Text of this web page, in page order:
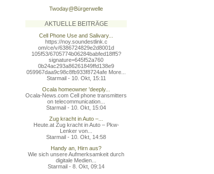
Twoday@Bürgerwelle
AKTUELLE BEITRÄGE
Cell Phone Use and Salivary...
https://noy.soundestlink.c
om/ce/v/6386724829e2d8001d
105f53/6705774b06284babfed18ff5?
signature=645f52a760
0b24ac293a86261849ffd138e9
059967daa9c98c8fb933f8724afe More...
Starmail - 10. Okt, 15:11
Ocala homeowner 'deeply...
Ocala-News.com Cell phone transmitters
on telecommunication...
Starmail - 10. Okt, 15:04
Zug kracht in Auto –...
Heute.at Zug kracht in Auto – Pkw-
Lenker von...
Starmail - 10. Okt, 14:58
Handy an, Hirn aus?
Wie sich unsere Aufmerksamkeit durch
digitale Medien...
Starmail - 8. Okt, 09:14